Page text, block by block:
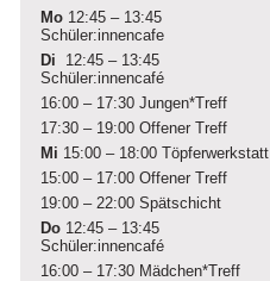
Mo 12:45 – 13:45
Schüler:innencafe
Di
12:45 – 13:45
Schüler:innencafé
16:00 – 17:30 Jungen*Treff
17:30 – 19:00 Offener Treff
Mi 15:00 – 18:00 Töpferwerkstatt
15:00 – 17:00 Offener Treff
19:00 – 22:00 Spätschicht
Do 12:45 – 13:45
Schüler:innencafé
16:00 – 17:30 Mädchen*Treff